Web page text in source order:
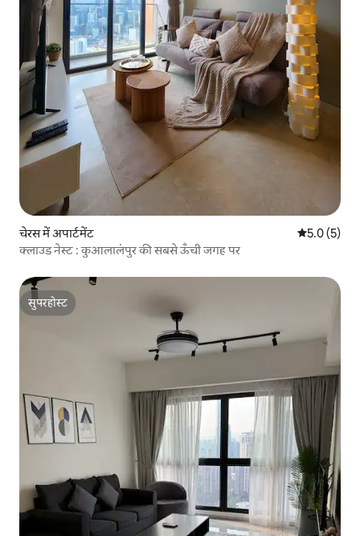
चेरस में अपार्टमेंट औसत रेटिंग 5
5.0 (5)
क्लाउड नेस्ट : कुआलालंपुर की सबसे ऊँची जगह पर
सुपरहोस्ट
सुपरहोस्ट